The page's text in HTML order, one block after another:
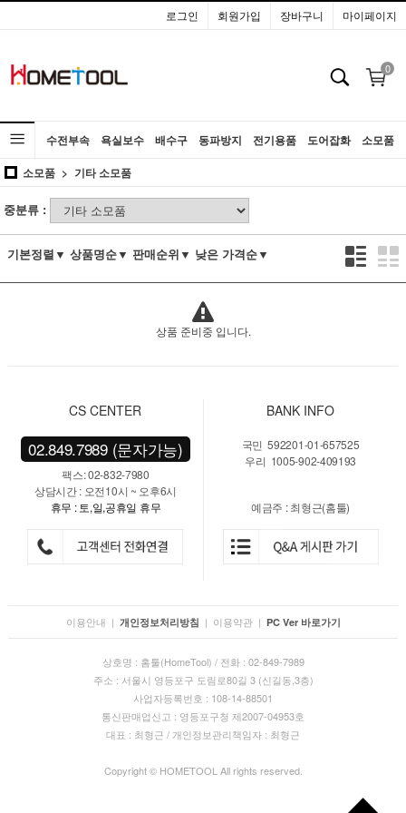
로그인 회원가입 장바구니 마이페이지
0
수전부속 욕실보수 배수구 동파방지 전기용품 도어잡화 소모품
공구소모품 기타 소모품
중분류 :
기본정렬▼ 상품명순▼ 판매순위▼ 낮은 가격순▼
상품 준비중 입니다.
CS CENTER
02.849.7989 (문자가능)
팩스: 02-832-7980
상담시간 : 오전10시 ~ 오후6시
휴무 : 토,일,공휴일 휴무
BANK INFO
국민 592201-01-657525
우리 1005-902-409193
예금주 : 최형근(홈툴)
이용안내 | 개인정보처리방침 | 이용약관 | PC Ver 바로가기
상호명 : 홈툴(HomeTool) / 전화 : 02-849-7989
주소 : 서울시 영등포구 도림로80길 3 (신길동,3층)
사업자등록번호 : 108-14-88501
통신판매업신고 : 영등포구청 제2007-04953호
대표 : 최형근 / 개인정보관리책임자 : 최형근
Copyright © HOMETOOL All rights reserved.